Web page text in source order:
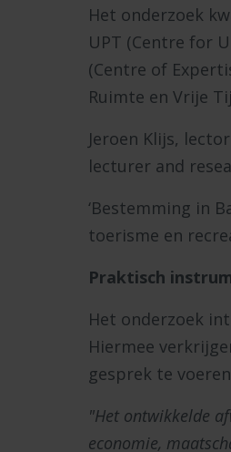
Het onderzoek
UPT (Centre for
(Centre of
Ruimte en Vrije
Jeroen Klijs, lector
lecturer and
‘Bestemming in
toerisme en
Praktisch
Het onderzoek
Hiermee
gesprek te
"Het ontwikkelde
economie,